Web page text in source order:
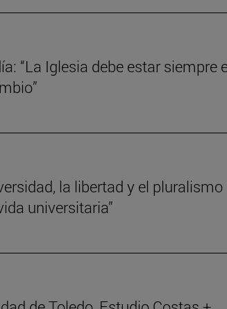
“La Iglesia debe estar siempre
la libertad y el
universitaria”